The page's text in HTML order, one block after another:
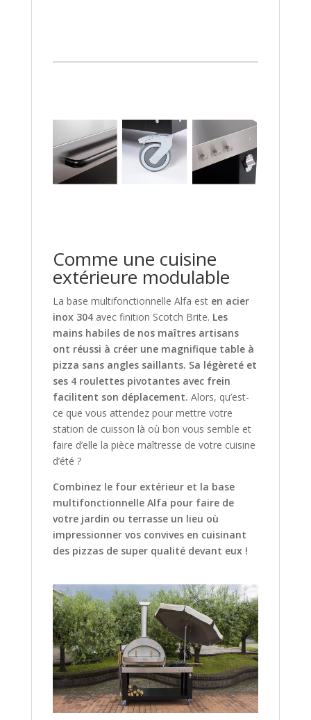
Comme une cuisine
extérieure modulable
La base multifonctionnelle Alfa est en acier
inox 304 avec finition Scotch Brite. Les
mains habiles de nos maîtres artisans
ont réussi à créer une magnifique table à
pizza sans angles saillants. Sa légèreté et
ses 4 roulettes pivotantes avec frein
facilitent son déplacement. Alors, qu’est-
ce que vous attendez pour mettre votre
station de cuisson là où bon vous semble et
faire d’elle la pièce maîtresse de votre cuisine
d’été ?
Combinez le four extérieur et la base
multifonctionnelle Alfa pour faire de
votre jardin ou terrasse un lieu où
impressionner vos convives en cuisinant
des pizzas de super qualité devant eux !